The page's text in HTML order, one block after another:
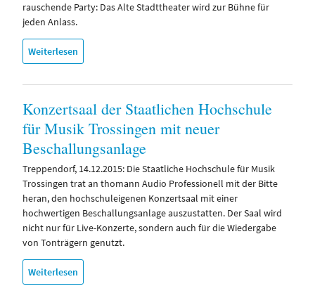
rauschende Party: Das Alte Stadttheater wird zur Bühne für
jeden Anlass.
Weiterlesen
Konzertsaal der Staatlichen Hochschule
für Musik Trossingen mit neuer
Beschallungsanlage
Treppendorf, 14.12.2015: Die Staatliche Hochschule für Musik
Trossingen trat an thomann Audio Professionell mit der Bitte
heran, den hochschuleigenen Konzertsaal mit einer
hochwertigen Beschallungsanlage auszustatten. Der Saal wird
nicht nur für Live-Konzerte, sondern auch für die Wiedergabe
von Tonträgern genutzt.
Weiterlesen